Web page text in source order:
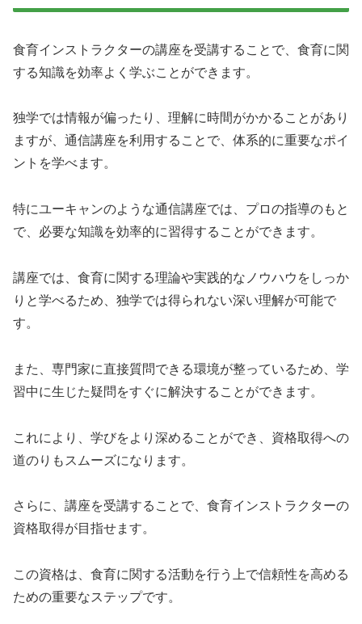
食育インストラクターの講座を受講することで、食育に関
する知識を効率よく学ぶことができます。
独学では情報が偏ったり、理解に時間がかかることがあり
ますが、通信講座を利用することで、体系的に重要なポイ
ントを学べます。
特にユーキャンのような通信講座では、プロの指導のもと
で、必要な知識を効率的に習得することができます。
講座では、食育に関する理論や実践的なノウハウをしっか
りと学べるため、独学では得られない深い理解が可能で
す。
また、専門家に直接質問できる環境が整っているため、学
習中に生じた疑問をすぐに解決することができます。
これにより、学びをより深めることができ、資格取得への
道のりもスムーズになります。
さらに、講座を受講することで、食育インストラクターの
資格取得が目指せます。
この資格は、食育に関する活動を行う上で信頼性を高める
ための重要なステップです。